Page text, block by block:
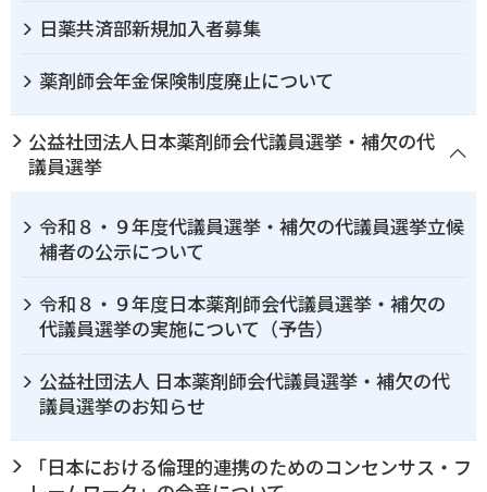
日薬共済部新規加入者募集
薬剤師会年金保険制度廃止について
公益社団法人日本薬剤師会代議員選挙・補欠の代
議員選挙
令和８・９年度代議員選挙・補欠の代議員選挙立候
補者の公示について
令和８・９年度日本薬剤師会代議員選挙・補欠の
代議員選挙の実施について（予告）
公益社団法人 日本薬剤師会代議員選挙・補欠の代
議員選挙のお知らせ
「日本における倫理的連携のためのコンセンサス・フ